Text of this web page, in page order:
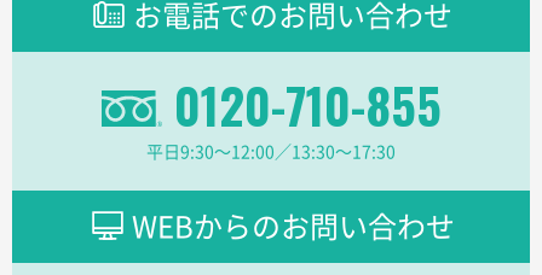
三重県S社様
2026年03月23日 11:22
希望の商品、値段であった。いぜん注文したことがあ
るため、
ECOワンポイントポリ袋 A4サイズ（白）500枚
お電話でのお問い合わせ
0120-710-855
平日9:30〜12:00／13:30〜17:30
WEBからのお問い合わせ